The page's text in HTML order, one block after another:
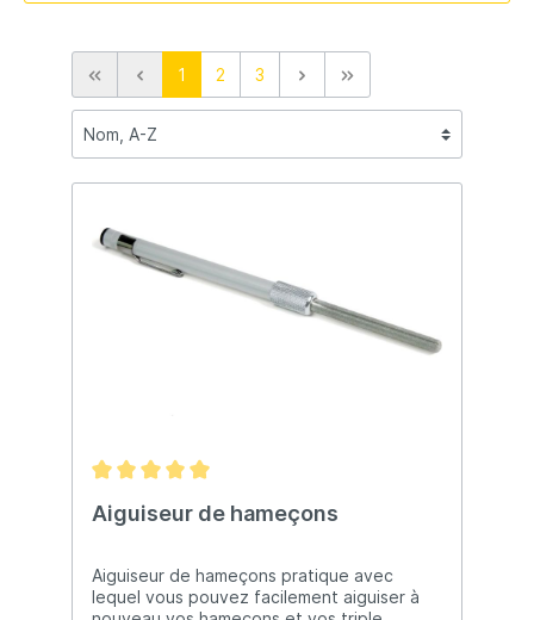
1 2 3
Aiguiseur de hameçons
Aiguiseur de hameçons pratique avec
lequel vous pouvez facilement aiguiser à